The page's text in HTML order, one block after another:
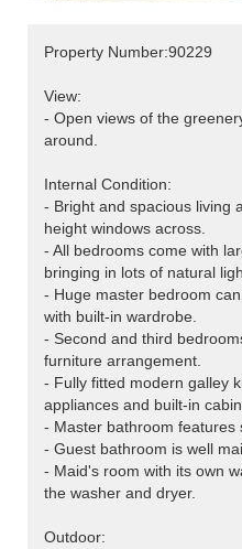
Property Number:90229
View:
- Open views of the
around.
Internal Condition:
- Bright and spacious living
height windows across.
- All bedrooms come with
bringing in lots of natural
- Huge master bedroom
with built-in wardrobe.
- Second and third
furniture arrangement.
- Fully fitted modern galley
appliances and built-in
- Master bathroom features
- Guest bathroom is well
- Maid's room with its own
the washer and dryer.
Outdoor: